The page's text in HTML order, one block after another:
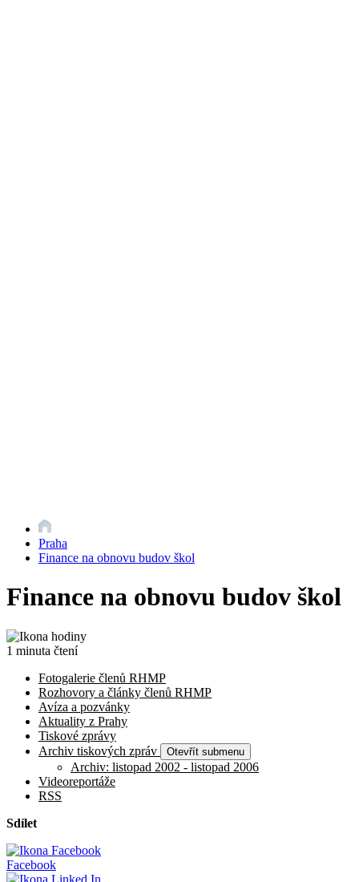
Praha
Finance na obnovu budov škol
Finance na obnovu budov škol
1 minuta čtení
Fotogalerie členů RHMP
Rozhovory a články členů RHMP
Avíza a pozvánky
Aktuality z Prahy
Tiskové zprávy
Archiv tiskových zpráv
Otevřít submenu
Archiv: listopad 2002 - listopad 2006
Videoreportáže
RSS
Sdílet
Facebook